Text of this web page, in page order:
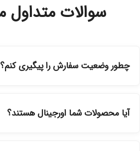
سوالات متداول
چطور وضعیت سفارش را پیگیری کنم؟
سفارشات در سایت، وضعیت لحظه‌ای
آیا محصولات شما اورجینال هستند؟